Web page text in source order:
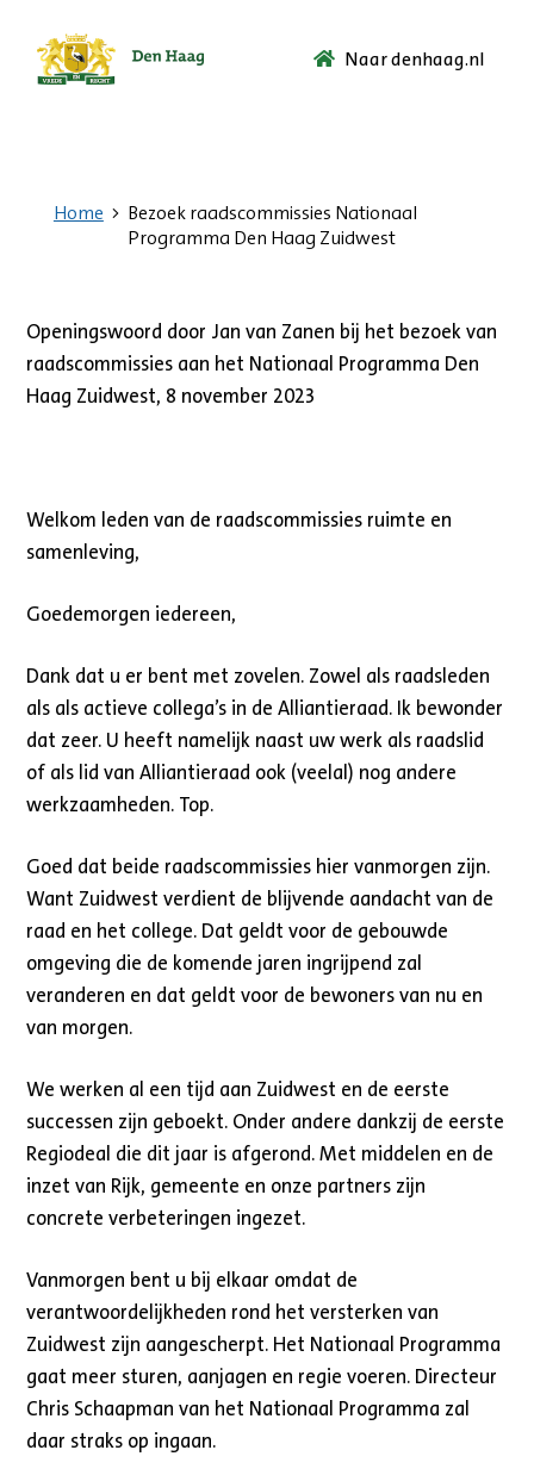
Ga
Naar denhaag.nl
Home
Bezoek raadscommissies Nationaal
Programma Den Haag Zuidwest
Openingswoord door Jan van Zanen bij het bezoek van
raadscommissies aan het Nationaal Programma Den
Haag Zuidwest, 8 november 2023
Welkom leden van de raadscommissies ruimte en
samenleving,
Goedemorgen iedereen,
Dank dat u er bent met zovelen. Zowel als raadsleden
als als actieve collega’s in de Alliantieraad. Ik bewonder
dat zeer. U heeft namelijk naast uw werk als raadslid
of als lid van Alliantieraad ook (veelal) nog andere
werkzaamheden. Top.
Goed dat beide raadscommissies hier vanmorgen zijn.
Want Zuidwest verdient de blijvende aandacht van de
raad en het college. Dat geldt voor de gebouwde
omgeving die de komende jaren ingrijpend zal
veranderen en dat geldt voor de bewoners van nu en
van morgen.
We werken al een tijd aan Zuidwest en de eerste
successen zijn geboekt. Onder andere dankzij de eerste
Regiodeal die dit jaar is afgerond. Met middelen en de
inzet van Rijk, gemeente en onze partners zijn
concrete verbeteringen ingezet.
Vanmorgen bent u bij elkaar omdat de
verantwoordelijkheden rond het versterken van
Zuidwest zijn aangescherpt. Het Nationaal Programma
gaat meer sturen, aanjagen en regie voeren. Directeur
Chris Schaapman van het Nationaal Programma zal
daar straks op ingaan.